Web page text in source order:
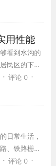
产品，而是
。 双边丝护
闭或是半关
用性能
看到水沟的
民区的下水
种资料建
是十分有用
有银色的外
有现代感。
· 评论 0 ·
日常生活，
、铁路栅
是最常见的
· 评论 0 ·